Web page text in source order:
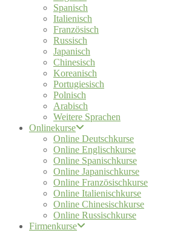
Spanisch
Italienisch
Französisch
Russisch
Japanisch
Chinesisch
Koreanisch
Portugiesisch
Polnisch
Arabisch
Weitere Sprachen
Onlinekurse
Online Deutschkurse
Online Englischkurse
Online Spanischkurse
Online Japanischkurse
Online Französischkurse
Online Italienischkurse
Online Chinesischkurse
Online Russischkurse
Firmenkurse